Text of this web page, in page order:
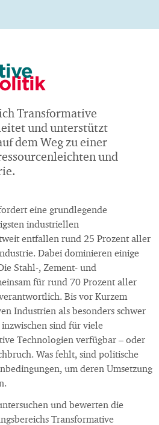
Transformative
und unterstützt
dem Weg zu einer
und
eine grundlegende
industriellen
entfallen rund 25 Prozent aller
Dabei dominieren einige
Stahl-, Zement- und
für rund 70 Prozent aller
Bis vor Kurzem
Industrien als besonders schwer
sind für viele
Technologien verfügbar – oder
Was fehlt, sind politische
um deren Umsetzung
und bewerten die
Transformative